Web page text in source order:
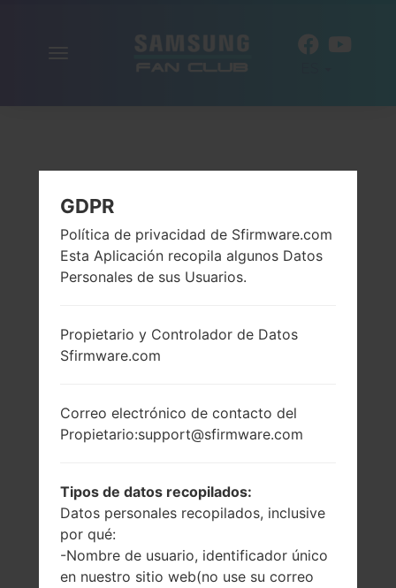
GDPR
Política de privacidad de Sfirmware.com
Esta Aplicación recopila algunos Datos
Personales de sus Usuarios.
Propietario y Controlador de Datos
Sfirmware.com
Correo electrónico de contacto del
Propietario:support@sfirmware.com
Tipos de datos recopilados:
Datos personales recopilados, inclusive
por qué:
-Nombre de usuario, identificador único
en nuestro sitio web(no use su correo